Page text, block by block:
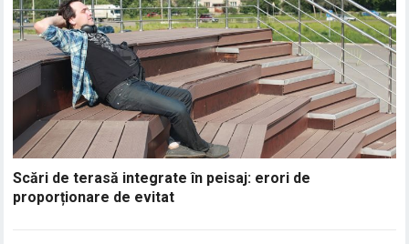
Scări de terasă integrate în peisaj: erori de
proporționare de evitat